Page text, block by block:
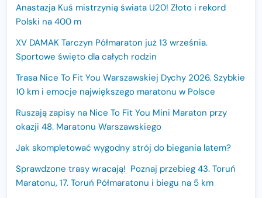
Anastazja Kuś mistrzynią świata U20! Złoto i rekord
Polski na 400 m
XV DAMAK Tarczyn Półmaraton już 13 września.
Sportowe święto dla całych rodzin
Trasa Nice To Fit You Warszawskiej Dychy 2026. Szybkie
10 km i emocje największego maratonu w Polsce
Ruszają zapisy na Nice To Fit You Mini Maraton przy
okazji 48. Maratonu Warszawskiego
Jak skompletować wygodny strój do biegania latem?
Sprawdzone trasy wracają! Poznaj przebieg 43. Toruń
Maratonu, 17. Toruń Półmaratonu i biegu na 5 km